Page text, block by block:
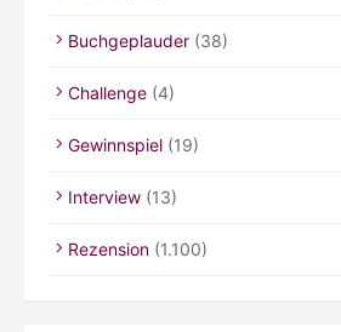
Buchgeplauder (38)
Challenge (4)
Gewinnspiel (19)
Interview (13)
Rezension (1.100)